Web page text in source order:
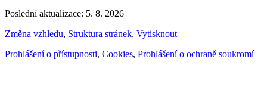
Poslední aktualizace: 5. 8. 2026
Změna vzhledu, Struktura stránek, Vytisknout
Prohlášení o přístupnosti, Cookies, Prohlášení o ochraně soukromí